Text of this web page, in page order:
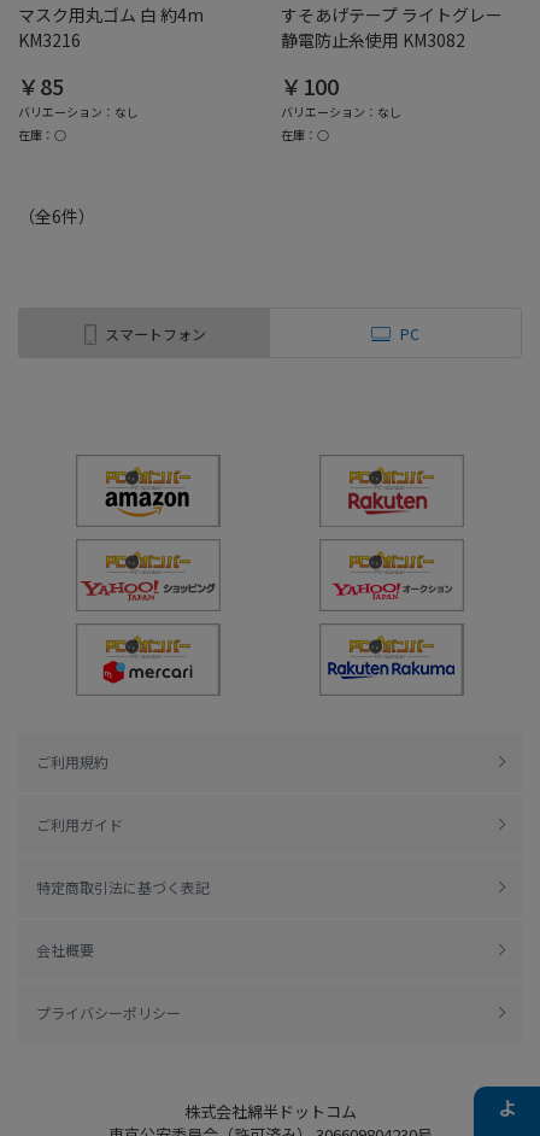
マスク用丸ゴム 白 約4m
KM3216
￥85
バリエーション：なし
在庫：○
すそあげテープ ライトグレー
静電防止糸使用 KM3082
￥100
バリエーション：なし
在庫：○
（全6件）
スマートフォン PC
ご利用規約
ご利用ガイド
特定商取引法に基づく表記
会社概要
プライバシーポリシー
株式会社綿半ドットコム